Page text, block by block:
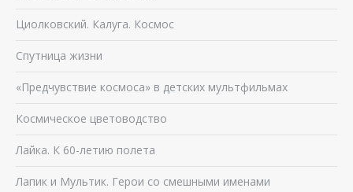
Циолковский. Калуга. Космос
Спутница жизни
«Предчувствие космоса» в детских мультфильмах
Космическое цветоводство
Лайка. К 60-летию полета
Лапик и Мультик. Герои со смешными именами